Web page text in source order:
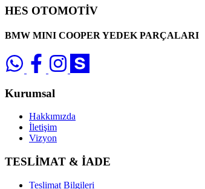
HES OTOMOTİV
BMW MINI COOPER YEDEK PARÇALARI
Kurumsal
Hakkımızda
İletişim
Vizyon
TESLİMAT & İADE
Teslimat Bilgileri